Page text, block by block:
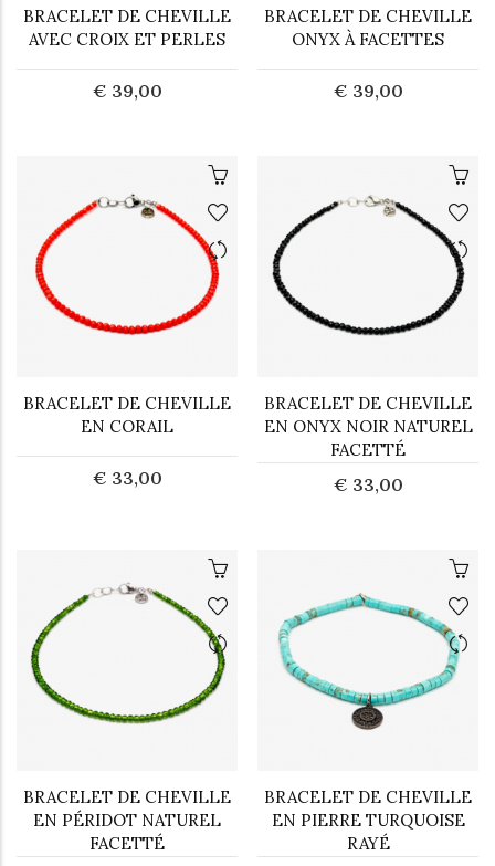
BRACELET DE CHEVILLE
AVEC CROIX ET PERLES
€ 39,00
BRACELET DE CHEVILLE
ONYX À FACETTES
€ 39,00
BRACELET DE CHEVILLE
EN CORAIL
€ 33,00
BRACELET DE CHEVILLE
EN ONYX NOIR NATUREL
FACETTÉ
€ 33,00
BRACELET DE CHEVILLE
EN PÉRIDOT NATUREL
FACETTÉ
BRACELET DE CHEVILLE
EN PIERRE TURQUOISE
RAYÉ